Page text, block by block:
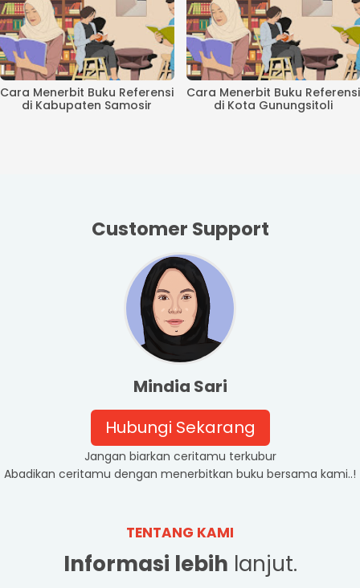
Cara Menerbit Buku Referensi
di Kabupaten Samosir
Cara Menerbit Buku Referensi
di Kota Gunungsitoli
Customer Support
Mindia Sari
Hubungi Sekarang
Jangan biarkan ceritamu terkubur
Abadikan ceritamu dengan menerbitkan buku bersama kami..!
TENTANG KAMI
Informasi lebih lanjut.